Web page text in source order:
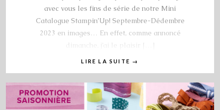
avec vous les fins de série de notre Mini
Catalogue Stampin’Up! Septembre-Dédembre
2023 en images… En effet, comme annoncé
dimanche, j’ai le plaisir […]
LIRE LA SUITE →